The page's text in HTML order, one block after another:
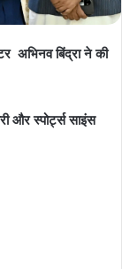
अभिनव बिंद्रा ने की
और स्पोर्ट्स साइंस